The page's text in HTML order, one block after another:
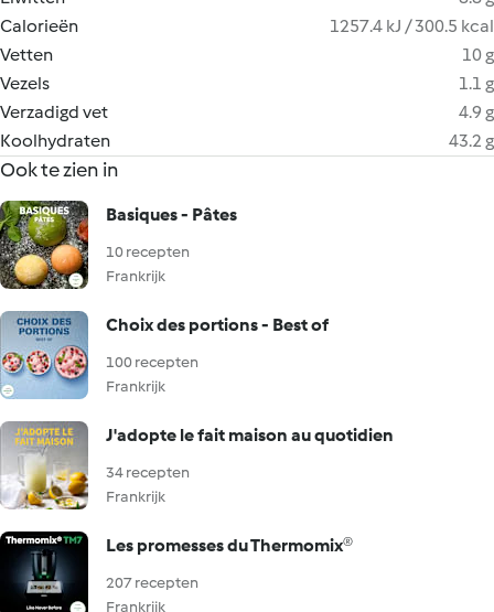
Calorieën
1257.4 kJ / 300.5 kcal
Vetten
10 g
Vezels
1.1 g
Verzadigd vet
4.9 g
Koolhydraten
43.2 g
Ook te zien in
Basiques - Pâtes
10 recepten
Frankrijk
Choix des portions - Best of
100 recepten
Frankrijk
J'adopte le fait maison au quotidien
34 recepten
Frankrijk
Les promesses du Thermomix®
207 recepten
Frankrijk